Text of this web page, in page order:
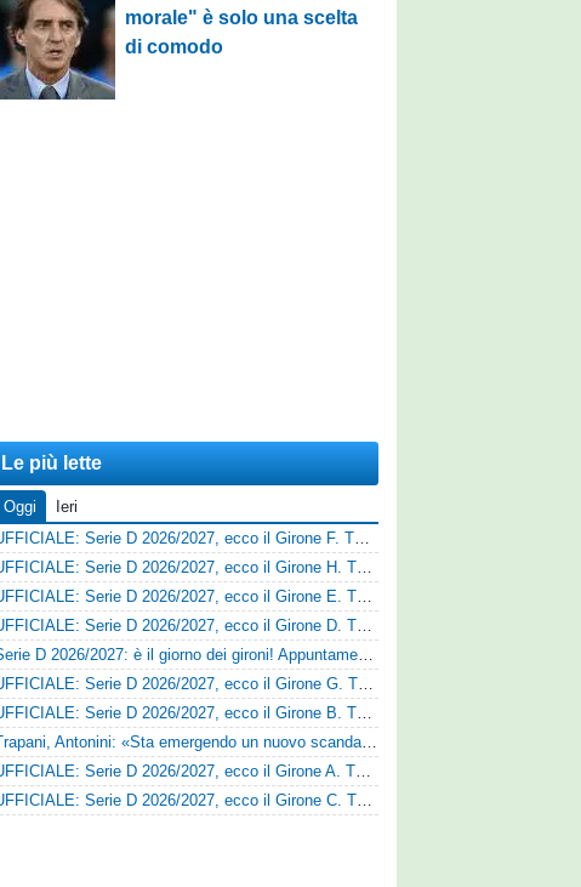
morale" è solo una scelta
di comodo
Le più lette
Oggi
Ieri
UFFICIALE: Serie D 2026/2027, ecco il Girone F. Tutte le squadre
UFFICIALE: Serie D 2026/2027, ecco il Girone H. Tutte le squadre
UFFICIALE: Serie D 2026/2027, ecco il Girone E. Tutte le squadre
UFFICIALE: Serie D 2026/2027, ecco il Girone D. Tutte le squadre
Serie D 2026/2027: è il giorno dei gironi! Appuntamento fissato
UFFICIALE: Serie D 2026/2027, ecco il Girone G. Tutte le squadre
UFFICIALE: Serie D 2026/2027, ecco il Girone B. Tutte le squadre
Trapani, Antonini: «Sta emergendo un nuovo scandalo»
UFFICIALE: Serie D 2026/2027, ecco il Girone A. Tutte le squadre
UFFICIALE: Serie D 2026/2027, ecco il Girone C. Tutte le squadre